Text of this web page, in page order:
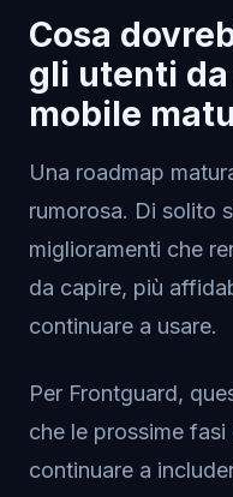
Cosa
gli utenti
mobile
Una roadmap
rumorosa. Di solito
miglioramenti che
da capire, più
continuare a usare.
Per Frontguard,
che le prossime
continuare a